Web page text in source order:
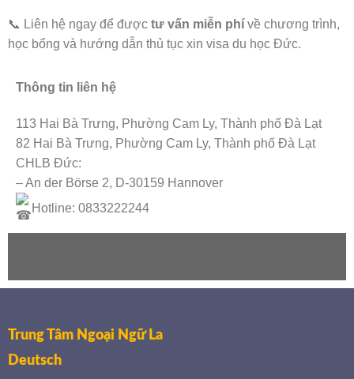
📞 Liên hệ ngay để được tư vấn miễn phí về chương trình,
học bổng và hướng dẫn thủ tục xin visa du học Đức.
Thông tin liên hệ
113 Hai Bà Trưng, Phường Cam Ly, Thành phố Đà Lạt
82 Hai Bà Trưng, Phường Cam Ly, Thành phố Đà Lạt
CHLB Đức:
– An der Börse 2, D-30159 Hannover
Hotline: 0833222244
Trung Tâm Ngoại Ngữ La
Deutsch